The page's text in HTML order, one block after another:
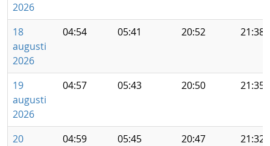
2026
18
augusti
2026
04:54 05:41 20:52 21:38
19
augusti
2026
04:57 05:43 20:50 21:35
20
04:59 05:45 20:47 21:32